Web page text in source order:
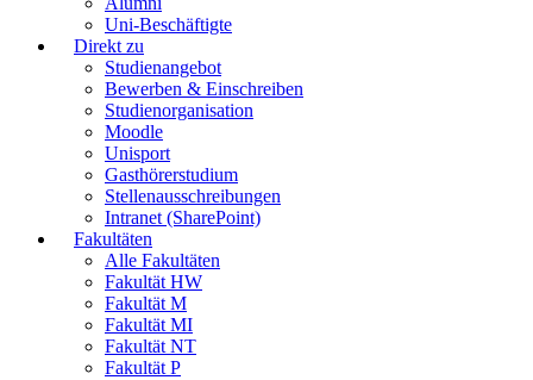
Uni-Beschäftigte
Direkt zu
Studienangebot
Bewerben & Einschreiben
Studienorganisation
Moodle
Unisport
Gasthörerstudium
Stellenausschreibungen
Intranet (SharePoint)
Fakultäten
Alle Fakultäten
Fakultät HW
Fakultät M
Fakultät MI
Fakultät NT
Fakultät P